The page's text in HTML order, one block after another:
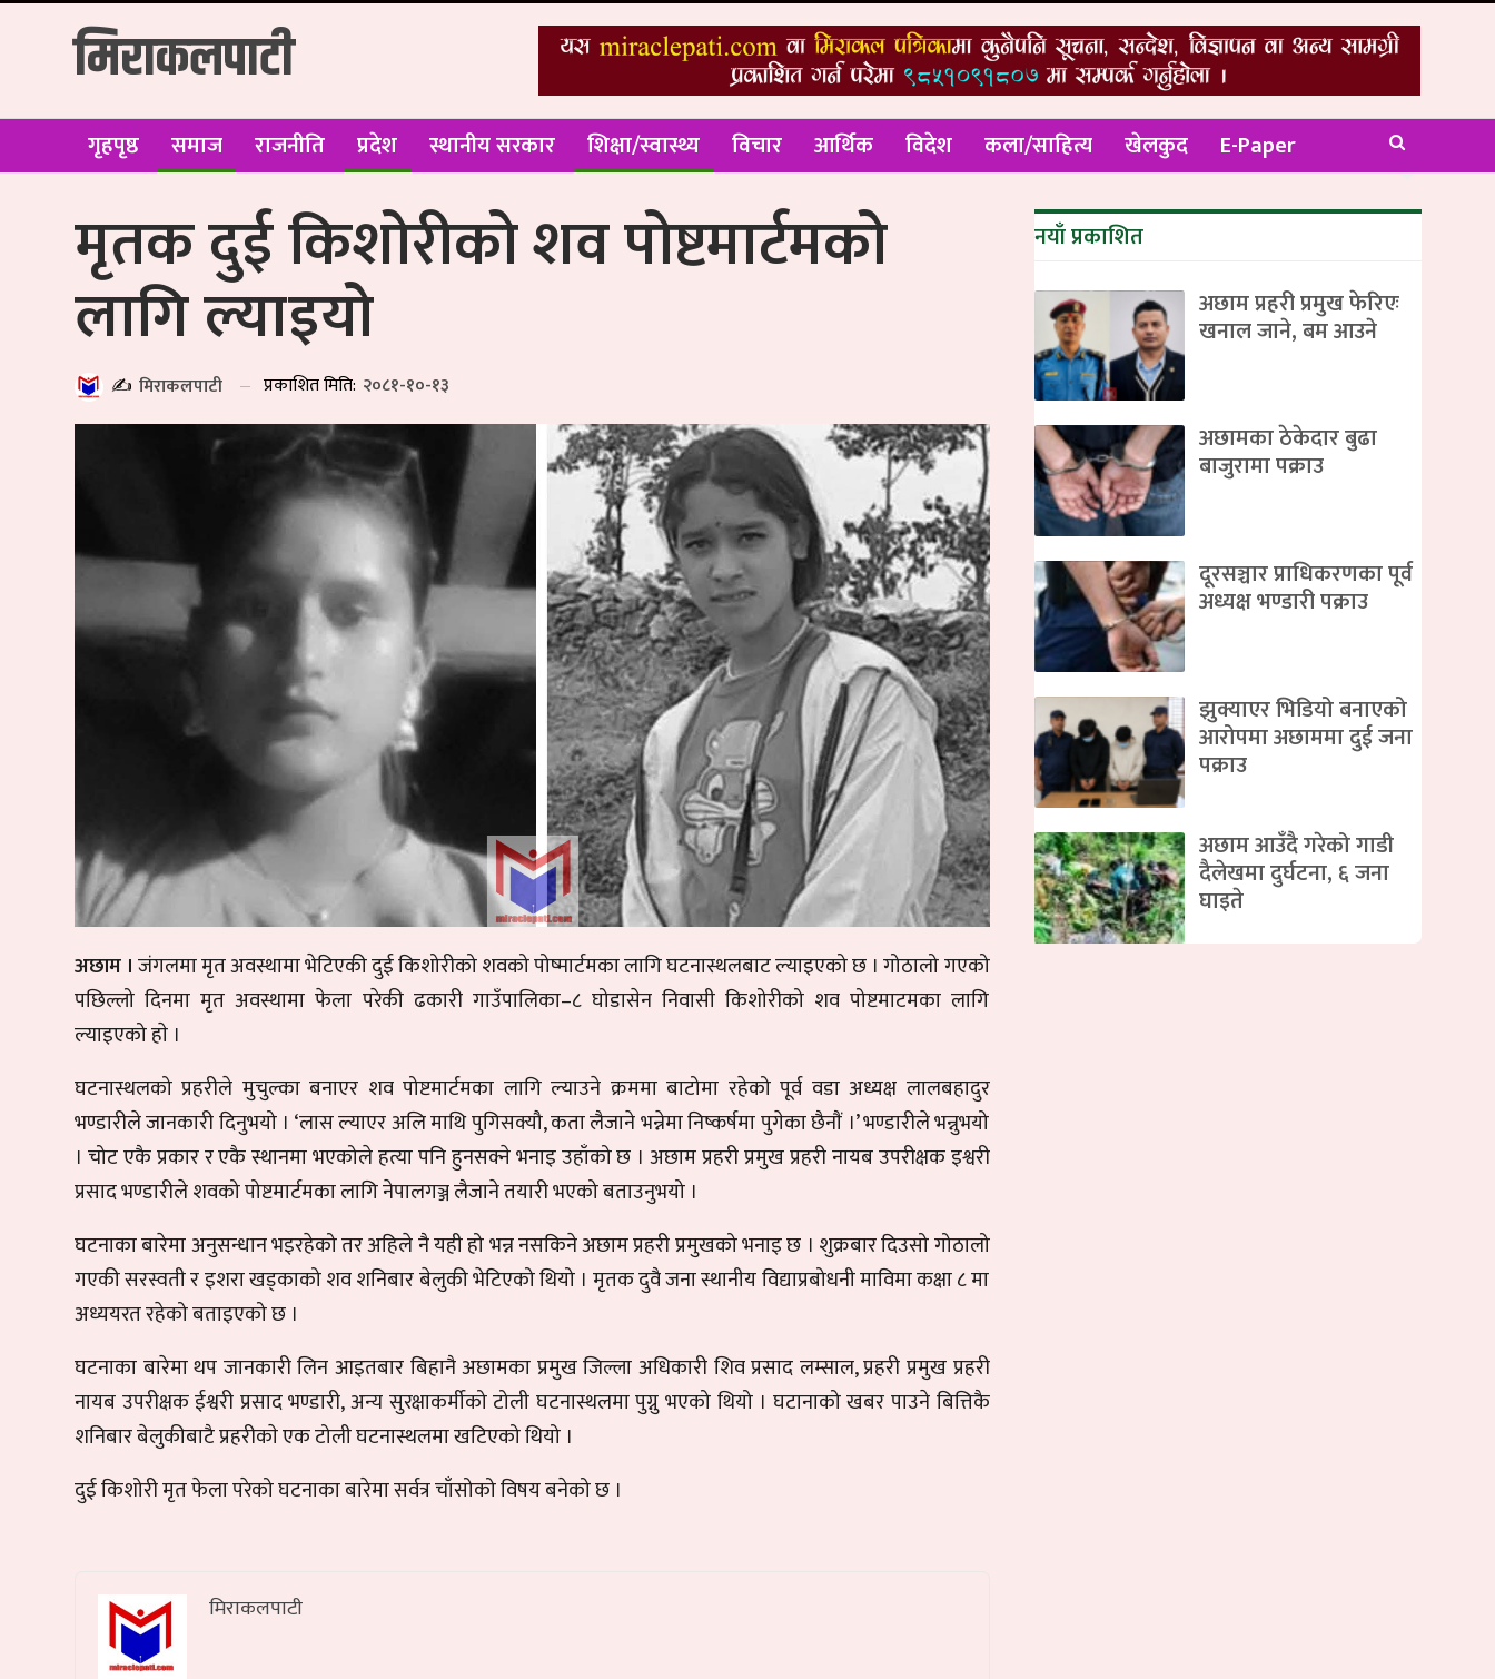
मिराकलपाटी
गृहपृष्ठ समाज राजनीति प्रदेश स्थानीय सरकार शिक्षा/स्वास्थ्य विचार आर्थिक विदेश कला/साहित्य खेलकुद E-Paper
मृतक दुई किशोरीको शव पोष्टमार्टमको
लागि ल्याइयो
✍️ मिराकलपाटी प्रकाशित मिति: २०८१-१०-१३
अछाम ।जंगलमा मृत अवस्थामा भेटिएकी दुई किशोरीको शवको पोष्मार्टमका लागि घटनास्थलबाट ल्याइएको छ । गोठालो गएको
पछिल्लो दिनमा मृत अवस्थामा फेला परेकी ढकारी गाउँपालिका–८ घोडासेन निवासी किशोरीको शव पोष्टमाटमका लागि
ल्याइएको हाे ।
घटनास्थलको प्रहरीले मुचुल्का बनाएर शव पोष्टमार्टमका लागि ल्याउने क्रममा बाटोमा रहेको पूर्व वडा अध्यक्ष लालबहादुर
भण्डारीले जानकारी दिनुभयो । ‘लास ल्याएर अलि माथि पुगिसक्यौ, कता लैजाने भन्नेमा निष्कर्षमा पुगेका छैनाैं ।’ भण्डारीले भन्नुभयो
। चोट एकै प्रकार र एकै स्थानमा भएकोले हत्या पनि हुनसक्ने भनाइ उहाँको छ । अछाम प्रहरी प्रमुख प्रहरी नायब उपरीक्षक इश्वरी
प्रसाद भण्डारीले शवको पोष्टमार्टमका लागि नेपालगञ्ज लैजाने तयारी भएको बताउनुभयो ।
घटनाका बारेमा अनुसन्धान भइरहेको तर अहिले नै यही हो भन्न नसकिने अछाम प्रहरी प्रमुखको भनाइ छ । शुक्रबार दिउसो गोठालो
गएकी सरस्वती र इशरा खड्काको शव शनिबार बेलुकी भेटिएको थियो । मृतक दुवै जना स्थानीय विद्याप्रबोधनी माविमा कक्षा ८ मा
अध्ययरत रहेको बताइएको छ ।
घटनाका बारेमा थप जानकारी लिन आइतबार बिहानै अछामका प्रमुख जिल्ला अधिकारी शिव प्रसाद लम्साल, प्रहरी प्रमुख प्रहरी
नायब उपरीक्षक ईश्वरी प्रसाद भण्डारी, अन्य सुरक्षाकर्मीको टोली घटनास्थलमा पुग्नु भएको थियो । घटानाको खबर पाउने बित्तिकै
शनिबार बेलुकीबाटै प्रहरीकाे एक टोली घटनास्थलमा खटिएको थियो ।
दुई किशोरी मृत फेला परेको घटनाका बारेमा सर्वत्र चाँसोको विषय बनेको छ ।
मिराकलपाटी
नयाँ प्रकाशित
अछाम प्रहरी प्रमुख फेरिएः
खनाल जाने, बम आउने
अछामका ठेकेदार बुढा
बाजुरामा पक्राउ
दूरसञ्चार प्राधिकरणका पूर्व
अध्यक्ष भण्डारी पक्राउ
झुक्याएर भिडियो बनाएको
आरोपमा अछाममा दुई जना
पक्राउ
अछाम आउँदै गरेको गाडी
दैलेखमा दुर्घटना, ६ जना
घाइते